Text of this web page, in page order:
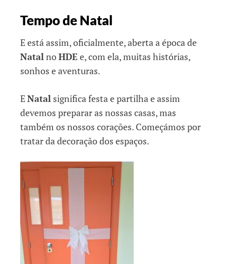
Tempo de Natal
E está assim, oficialmente, aberta a época de
NatalnoHDE e, com ela, muitas histórias,
sonhos e aventuras.
ENatal significa festa e partilha e assim
devemos preparar as nossas casas, mas
também os nossos corações. Começámos por
tratar da decoração dos espaços.